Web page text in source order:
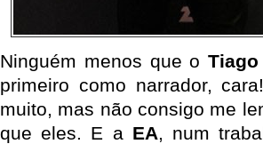
Ninguém menos que o
primeiro como narrador,
muito, mas não consigo me
que eles. E a EA, num